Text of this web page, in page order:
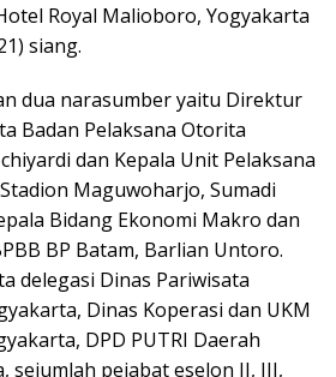
Royal Malioboro, Yogyakarta
siang.
dua narasumber yaitu Direktur
Badan Pelaksana Otorita
dan Kepala Unit Pelaksana
Maguwoharjo, Sumadi
Bidang Ekonomi Makro dan
BP Batam, Barlian Untoro.
delegasi Dinas Pariwisata
Dinas Koperasi dan UKM
DPD PUTRI Daerah
sejumlah pejabat eselon II, III,